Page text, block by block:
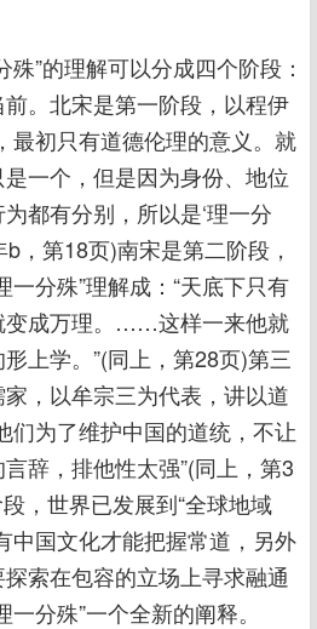
”的理解可以分成四个阶段：
。北宋是第一阶段，以程伊
最初只有道德伦理的意义。就
一个，但是因为身份、地位
都有分别，所以是‘理一分
b，第18页)南宋是第二阶段，
一分殊”理解成：“天底下只有
变成万理。……这样一来他就
上学。”(同上，第28页)第三
，以牟宗三为代表，讲以道
们为了维护中国的道统，不让
辞，排他性太强”(同上，第3
，世界已发展到“全球地域
中国文化才能把握常道，另外
索在包容的立场上寻求融通
分殊”一个全新的阐释。